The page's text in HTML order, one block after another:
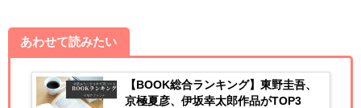
あわせて読みたい
【BOOK総合ランキング】東野圭吾、
京極夏彦、伊坂幸太郎作品がTOP3